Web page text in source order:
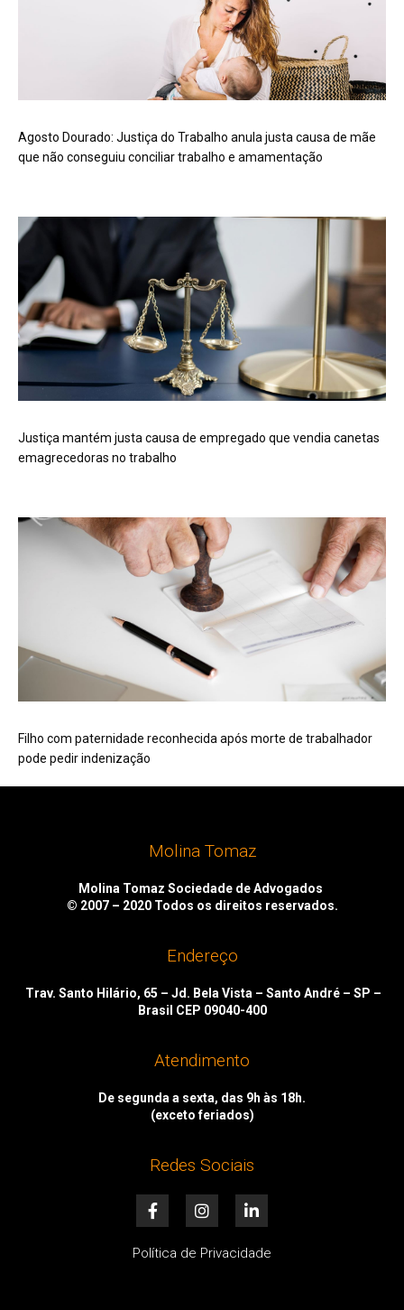
Agosto Dourado: Justiça do Trabalho anula justa causa de mãe
que não conseguiu conciliar trabalho e amamentação
Justiça mantém justa causa de empregado que vendia canetas
emagrecedoras no trabalho
Filho com paternidade reconhecida após morte de trabalhador
pode pedir indenização
Molina Tomaz
Molina Tomaz Sociedade de Advogados
© 2007 – 2020 Todos os direitos reservados.
Endereço
Trav. Santo Hilário, 65 – Jd. Bela Vista – Santo André – SP –
Brasil CEP 09040-400
Atendimento
De segunda a sexta, das 9h às 18h.
(exceto feriados)
Redes Sociais
F
a
e
I
n
t
i
k
Política de Privacidade